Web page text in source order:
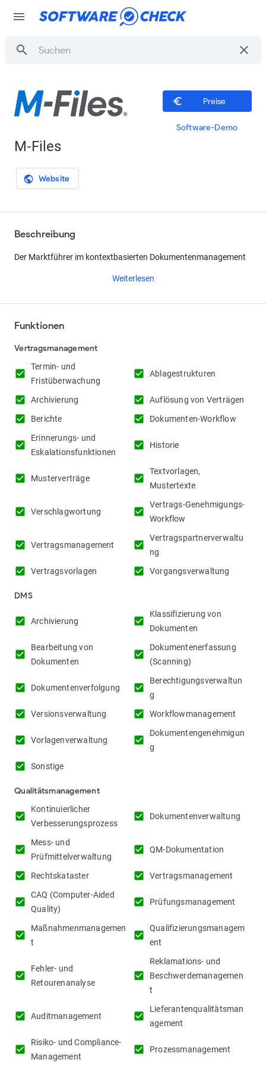
menu
clear
search
Preise
euro_symbol
Software-Demo
M‑Files
public Website
Beschreibung
Der Marktführer im kontextbasierten Dokumentenmanagement
Weiterlesen
Funktionen
Vertragsmanagement
check_box
Termin- und
Fristüberwachung
check_box Ablagestrukturen
check_box Archivierung check_box Auflösung von Verträgen
check_box Berichte check_box Dokumenten-Workflow
check_box
Erinnerungs- und
Eskalationsfunktionen
check_box Historie
check_box Musterverträge check_box
Textvorlagen,
Mustertexte
check_box Verschlagwortung check_box
Vertrags-Genehmigungs-
Workflow
check_box Vertragsmanagement check_box
Vertragspartnerverwaltu
ng
check_box Vertragsvorlagen check_box Vorgangsverwaltung
DMS
check_box Archivierung check_box
Klassifizierung von
Dokumenten
check_box
Bearbeitung von
Dokumenten
check_box
Dokumentenerfassung
(Scanning)
check_box Dokumentenverfolgung check_box
Berechtigungsverwaltun
g
check_box Versionsverwaltung check_box Workflowmanagement
check_box Vorlagenverwaltung check_box
Dokumentengenehmigun
g
check_box Sonstige
Qualitätsmanagement
check_box
Kontinuierlicher
Verbesserungsprozess
check_box Dokumentenverwaltung
check_box
Mess- und
Prüfmittelverwaltung
check_box QM-Dokumentation
check_box Rechtskataster check_box Vertragsmanagement
check_box
CAQ (Computer-Aided
Quality)
check_box Prüfungsmanagement
check_box
Maßnahmenmanagemen
t
check_box
Qualifizierungsmanagem
ent
check_box
Fehler- und
Retourenanalyse
check_box
Reklamations- und
Beschwerdemanagemen
t
check_box Auditmanagement check_box
Lieferantenqualitätsman
agement
check_box
Risiko- und Compliance-
Management
check_box Prozessmanagement